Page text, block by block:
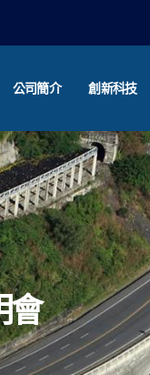
公司簡介 創新科技
會